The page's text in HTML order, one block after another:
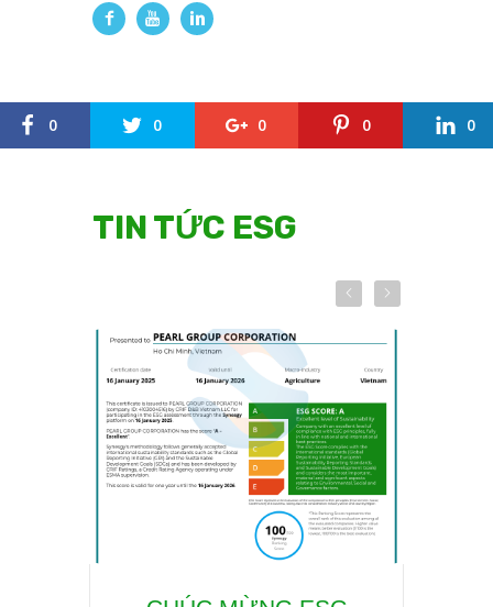
0 0 0 0 0
TIN TỨC ESG